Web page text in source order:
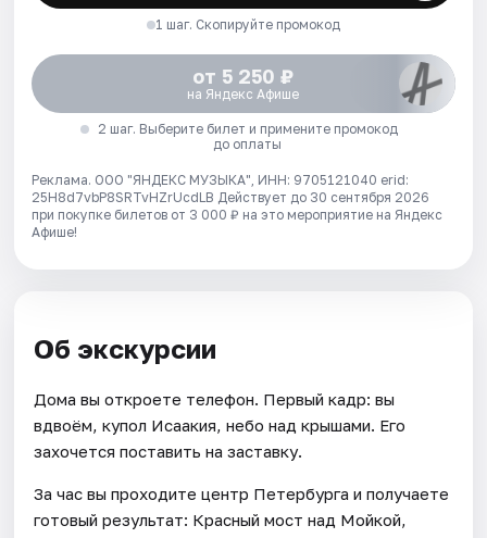
1 шаг. Скопируйте промокод
от 5 250 ₽
на Яндекс Афише
2 шаг. Выберите билет и примените промокод
до оплаты
Реклама. ООО "ЯНДЕКС МУЗЫКА", ИНН: 9705121040 erid:
25H8d7vbP8SRTvHZrUcdLB Действует до 30 сентября 2026
при покупке билетов от 3 000 ₽ на это мероприятие на Яндекс
Афише!
Об экскурсии
Дома вы откроете телефон. Первый кадр: вы
вдвоём, купол Исаакия, небо над крышами. Его
захочется поставить на заставку.
За час вы проходите центр Петербурга и получаете
готовый результат: Красный мост над Мойкой,